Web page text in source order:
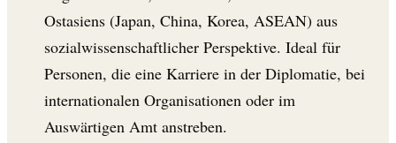
Ostasiens (Japan, China, Korea, ASEAN) aus
sozialwissenschaftlicher Perspektive. Ideal für
Personen, die eine Karriere in der Diplomatie, bei
internationalen Organisationen oder im
Auswärtigen Amt anstreben.